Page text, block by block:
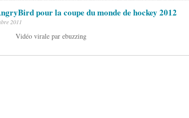
pour la coupe du monde de hockey 2012
2011
Vidéo virale par ebuzzing